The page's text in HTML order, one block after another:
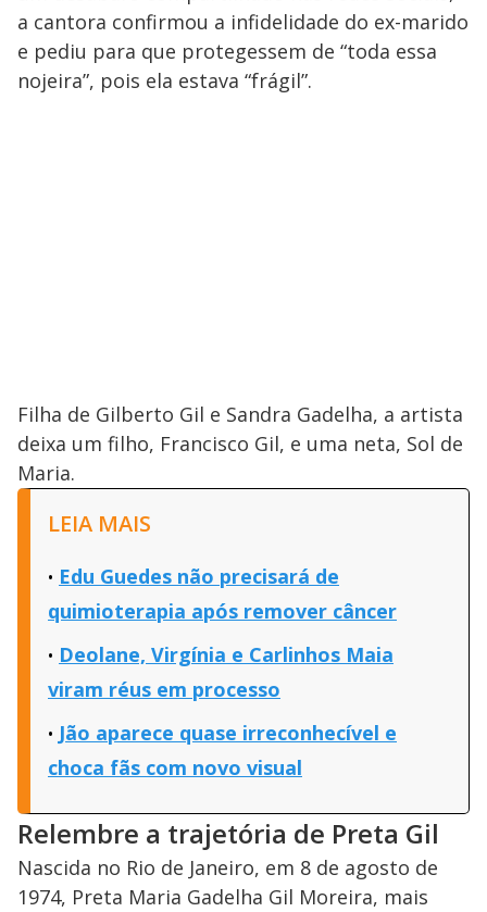
a cantora confirmou a infidelidade do ex-marido
e pediu para que protegessem de “toda essa
nojeira”, pois ela estava “frágil”.
Filha de Gilberto Gil e Sandra Gadelha, a artista
deixa um filho, Francisco Gil, e uma neta, Sol de
Maria.
LEIA MAIS
Edu Guedes não precisará de
quimioterapia após remover câncer
Deolane, Virgínia e Carlinhos Maia
viram réus em processo
Jão aparece quase irreconhecível e
choca fãs com novo visual
Relembre a trajetória de Preta Gil
Nascida no Rio de Janeiro, em 8 de agosto de
1974, Preta Maria Gadelha Gil Moreira, mais